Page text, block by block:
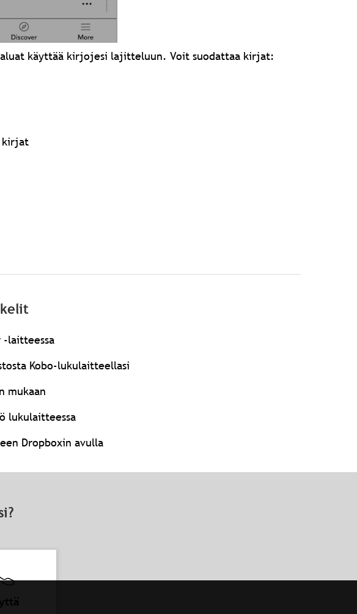
käyttää kirjojesi lajitteluun. Voit suodattaa kirjat:
kirjat
-laitteessa
Kobo-lukulaitteellasi
mukaan
lukulaitteessa
Dropboxin avulla